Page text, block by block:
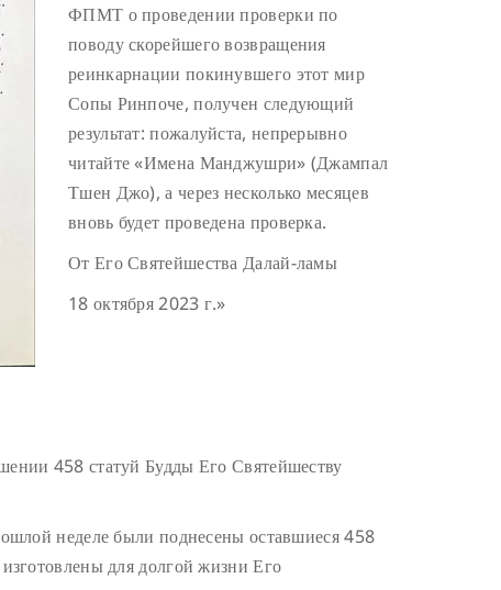
ФПМТ о проведении проверки по
поводу скорейшего возвращения
реинкарнации покинувшего этот мир
Сопы Ринпоче, получен следующий
результат: пожалуйста, непрерывно
читайте «Имена Манджушри» (Джампал
Тшен Джо), а через несколько месяцев
вновь будет проведена проверка.
От Его Святейшества Далай-ламы
18 октября 2023 г.»
458 статуй Будды Его Святейшеству
неделе были поднесены оставшиеся 458
для долгой жизни Его